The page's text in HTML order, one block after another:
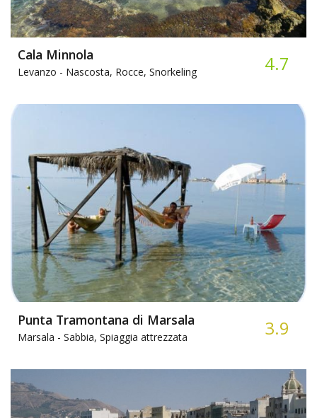
Cala Minnola
Levanzo - Nascosta, Rocce, Snorkeling 4.7
Punta Tramontana di Marsala
Marsala - Sabbia, Spiaggia attrezzata 3.9